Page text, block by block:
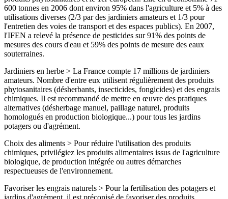
600 tonnes en 2006 dont environ 95% dans l'agriculture et 5% à des
utilisations diverses (2/3 par des jardiniers amateurs et 1/3 pour
l'entretien des voies de transport et des espaces publics). En 2007,
l'IFEN a relevé la présence de pesticides sur 91% des points de
mesures des cours d'eau et 59% des points de mesure des eaux
souterraines.
Jardiniers en herbe > La France compte 17 millions de jardiniers
amateurs. Nombre d'entre eux utilisent régulièrement des produits
phytosanitaires (désherbants, insecticides, fongicides) et des engrais
chimiques. Il est recommandé de mettre en œuvre des pratiques
alternatives (désherbage manuel, paillage naturel, produits
homologués en production biologique...) pour tous les jardins
potagers ou d'agrément.
Choix des aliments > Pour réduire l'utilisation des produits
chimiques, privilégiez les produits alimentaires issus de l'agriculture
biologique, de production intégrée ou autres démarches
respectueuses de l'environnement.
Favoriser les engrais naturels > Pour la fertilisation des potagers et